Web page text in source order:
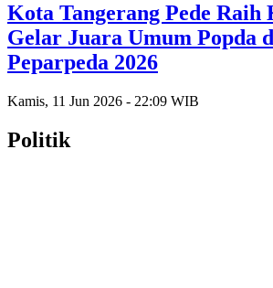
Kota Tangerang Pede Raih
Gelar Juara Umum Popda
Peparpeda 2026
Kamis, 11 Jun 2026 - 22:09 WIB
Politik